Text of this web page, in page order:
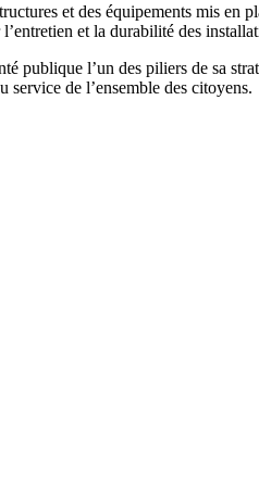
et des équipements mis en
et la durabilité des
publique l’un des piliers de sa
service de l’ensemble des citoyens.